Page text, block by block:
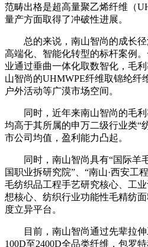
范畴出格是超高量聚乙烯纤维（
量产方面取得了冲破性进展。
总的来说，南山智尚的成长径
高端化、智能化转型的标杆案例
业通过垂曲一体化取数智化，毛
山智尚的UHMWPE纤维取锦纶纤
户外活动等广漠市场空间。
同时，近年来南山智尚的毛利
均高于其所属的申万二级行业类“
市公司均值，盈利能力凸起。
同时，南山智尚具有“国际羊毛
国职业拆研究院”、“南山·西安工
毛纺织品工程手艺研究核心、工
想核心、纺织行业功能性毛精纺
度立异平台。
目前，南山智尚通过先辈拉伸
100D至2400D全品类纤维，包罗